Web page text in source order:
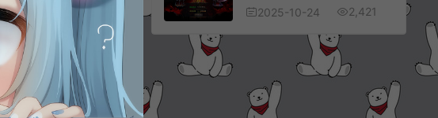
2025-10-24 2,421